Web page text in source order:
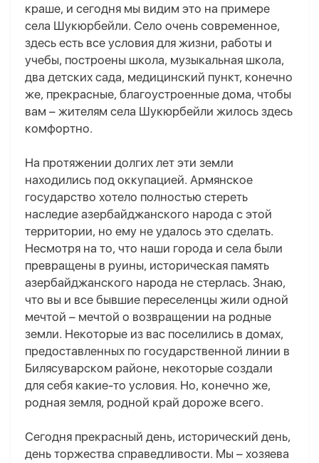
краше, и сегодня мы видим это на примере
села Шукюрбейли. Село очень современное,
здесь есть все условия для жизни, работы и
учебы, построены школа, музыкальная школа,
два детских сада, медицинский пункт, конечно
же, прекрасные, благоустроенные дома, чтобы
вам – жителям села Шукюрбейли жилось здесь
комфортно.
На протяжении долгих лет эти земли
находились под оккупацией. Армянское
государство хотело полностью стереть
наследие азербайджанского народа с этой
территории, но ему не удалось это сделать.
Несмотря на то, что наши города и села были
превращены в руины, историческая память
азербайджанского народа не стерлась. Знаю,
что вы и все бывшие переселенцы жили одной
мечтой – мечтой о возвращении на родные
земли. Некоторые из вас поселились в домах,
предоставленных по государственной линии в
Билясуварском районе, некоторые создали
для себя какие-то условия. Но, конечно же,
родная земля, родной край дороже всего.
Сегодня прекрасный день, исторический день,
день торжества справедливости. Мы – хозяева